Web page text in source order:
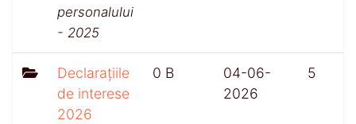
personalului
- 2025
Declarațiile
de interese
2026
0 B
04-06-
2026
5